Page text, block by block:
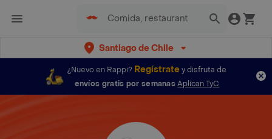
Santiago de Chile
¿Nuevo en Rappi? Regístratey disfruta de
envíos gratis por semanas Aplican TyC